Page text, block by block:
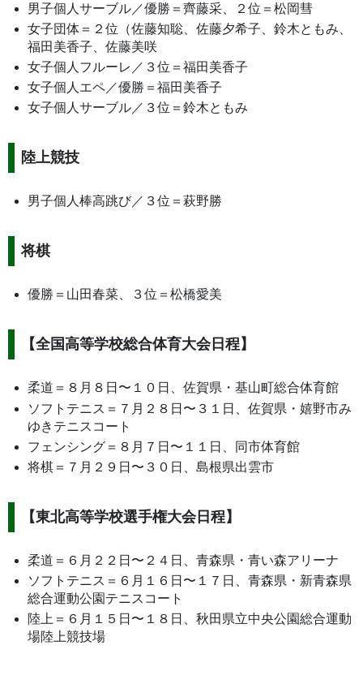
男子個人サーブル／優勝＝齊藤采、２位＝松岡彗
女子団体＝２位（佐藤知聡、佐藤夕希子、鈴木ともみ、
福田美香子、佐藤美咲
女子個人フルーレ／３位＝福田美香子
女子個人エペ／優勝＝福田美香子
女子個人サーブル／３位＝鈴木ともみ
陸上競技
男子個人棒高跳び／３位＝萩野勝
将棋
優勝＝山田春菜、３位＝松橋愛美
【全国高等学校総合体育大会日程】
柔道＝８月８日〜１０日、佐賀県・基山町総合体育館
ソフトテニス＝７月２８日〜３１日、佐賀県・嬉野市み
ゆきテニスコート
フェンシング＝８月７日〜１１日、同市体育館
将棋＝７月２９日〜３０日、島根県出雲市
【東北高等学校選手権大会日程】
柔道＝６月２２日〜２４日、青森県・青い森アリーナ
ソフトテニス＝６月１６日〜１７日、青森県・新青森県
総合運動公園テニスコート
陸上＝６月１５日〜１８日、秋田県立中央公園総合運動
場陸上競技場